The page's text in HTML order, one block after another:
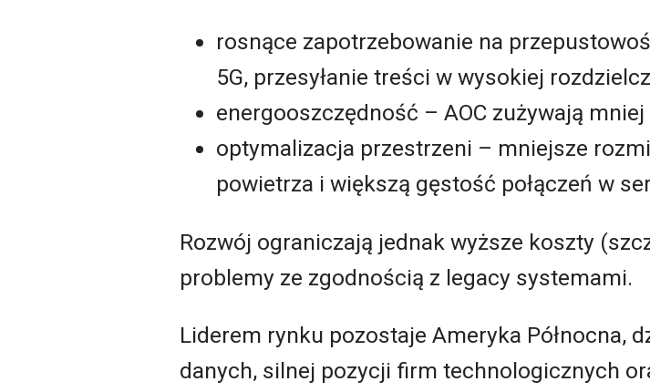
rosnące zapotrzebowanie na
5G, przesyłanie treści w wysokiej
energooszczędność – AOC zużywają
optymalizacja przestrzeni – mniejsze
powietrza i większą gęstość połączeń w
Rozwój ograniczają jednak wyższe koszty
problemy ze zgodnością z legacy systemami.
Liderem rynku pozostaje Ameryka
danych, silnej pozycji firm technologicznych